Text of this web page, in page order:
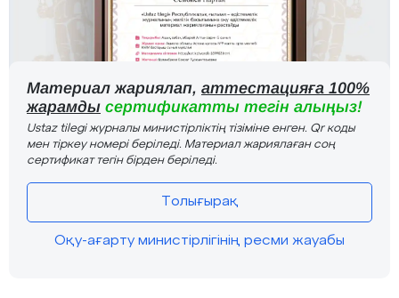
Материал жариялап, аттестацияға 100%
жарамды сертификатты тегін алыңыз!
Ustaz tilegi журналы министірліктің тізіміне енген. Qr коды
мен тіркеу номері беріледі. Материал жариялаған соң
сертификат тегін бірден беріледі.
Толығырақ
Оқу-ағарту министірлігінің ресми жауабы